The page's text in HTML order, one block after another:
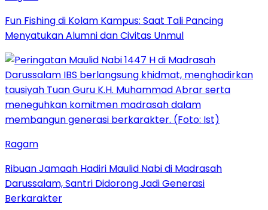
Fun Fishing di Kolam Kampus: Saat Tali Pancing
Menyatukan Alumni dan Civitas Unmul
Ragam
Ribuan Jamaah Hadiri Maulid Nabi di Madrasah
Darussalam, Santri Didorong Jadi Generasi
Berkarakter